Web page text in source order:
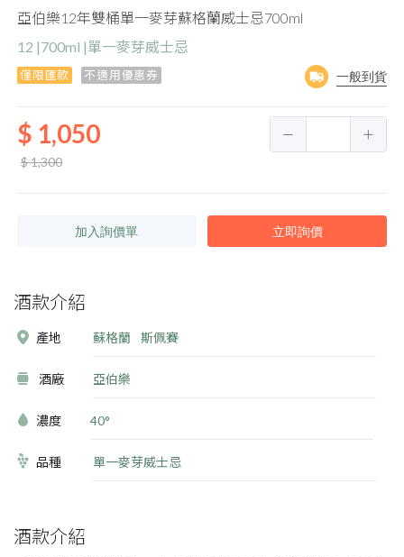
亞伯樂12年雙桶單一麥芽蘇格蘭威士忌700ml
12 |700ml |單一麥芽威士忌
僅限匯款 不適用優惠券 一般到貨
$ 1,050
$ 1,300
加入詢價單 立即詢價
酒款介紹
產地 蘇格蘭 斯佩賽
酒廠 亞伯樂
濃度 40°
品種 單一麥芽威士忌
酒款介紹